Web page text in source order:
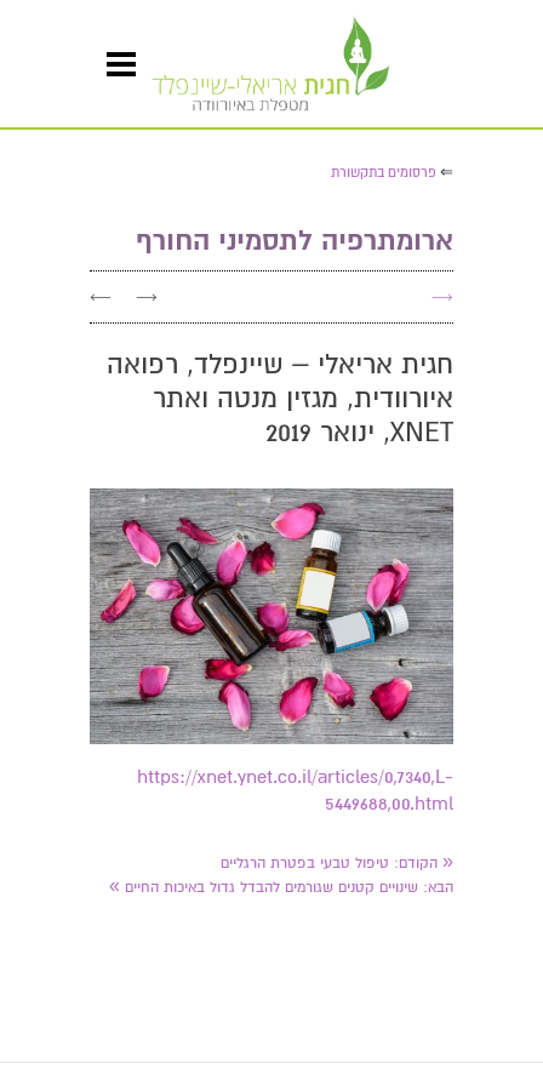
⇐ פרסומים בתקשורת
ארומתרפיה לתסמיני החורף
→
→
←
חגית אריאלי – שיינפלד, רפואה
איורוודית, מגזין מנטה ואתר
XNET, ינואר 2019
https://xnet.ynet.co.il/articles/0,7340,L-
5449688,00.html
« הקודם: טיפול טבעי בפטרת הרגליים
הבא: שינויים קטנים שגורמים להבדל גדול באיכות החיים »